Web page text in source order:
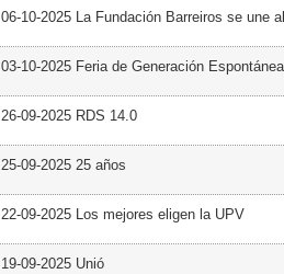
06-10-2025 La Fundación Barreiros se une
03-10-2025 Feria de Generación Espontánea
26-09-2025 RDS 14.0
25-09-2025 25 años
22-09-2025 Los mejores eligen la UPV
19-09-2025 Unió